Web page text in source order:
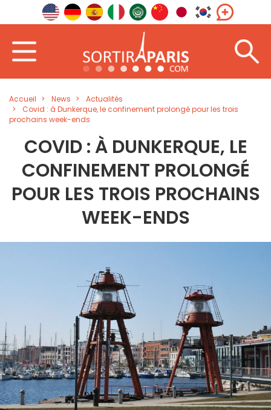
Accueil News
Actualités
Covid : à Dunkerque, le confinement prolongé pour les trois
prochains week-ends
COVID : À DUNKERQUE, LE
CONFINEMENT PROLONGÉ
POUR LES TROIS PROCHAINS
WEEK-ENDS